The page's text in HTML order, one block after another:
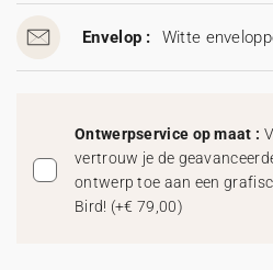
Envelop : Witte
Ontwerpservice op maat :
vertrouw je de
ontwerp toe aan een
Bird! (+€ 79,00)